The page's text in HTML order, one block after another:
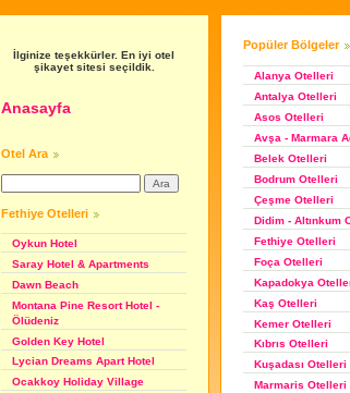
İlginize teşekkürler. En iyi otel
şikayet sitesi seçildik.
Anasayfa
Otel Ara
Fethiye Otelleri
Oykun Hotel
Saray Hotel & Apartments
Dawn Beach
Montana Pine Resort Hotel -
Ölüdeniz
Golden Key Hotel
Lycian Dreams Apart Hotel
Ocakkoy Holiday Village
Popüler Bölgeler
Alanya Otelleri
Antalya Otelleri
Asos Otelleri
Avşa - Marmara
Belek Otelleri
Bodrum Otelleri
Çeşme Otelleri
Didim - Altınkum
Fethiye Otelleri
Foça Otelleri
Kapadokya
Kaş Otelleri
Kemer Otelleri
Kıbrıs Otelleri
Kuşadası Otelleri
Marmaris Otelleri